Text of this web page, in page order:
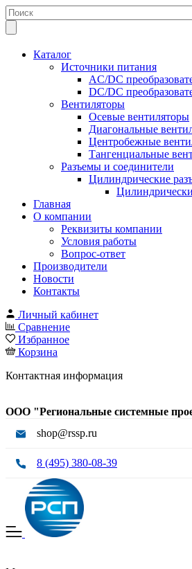
Каталог
Источники питания
AC/DC
DC/DC
Вентиляторы
Осевые вентиляторы
Диагональные
Центробежные
Тангенциальные
Разъемы и соединители
Цилиндрические
Главная
О компании
Реквизиты компании
Условия работы
Вопрос-ответ
Производители
Новости
Контакты
Личный кабинет
Сравнение
Избранное
Корзина
Контактная информация
ООО "Региональные системные
shop@rssp.ru
8 (495) 380-08-39